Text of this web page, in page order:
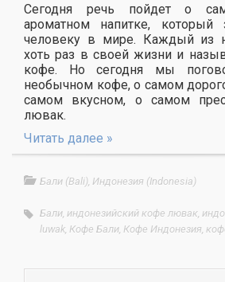
Сегодня речь пойдет о
ароматном напитке,
человеку в мире. Каждый из
хоть раз в своей жизни и
кофе. Но сегодня мы
необычном кофе, о самом
самом вкусном, о самом
лювак.
Читать далее »
Бали (Bali) Индонезия (Indonesia)
Бали индонезийский кофе лювак
luwak Кофе Бали Кофе Индонезия